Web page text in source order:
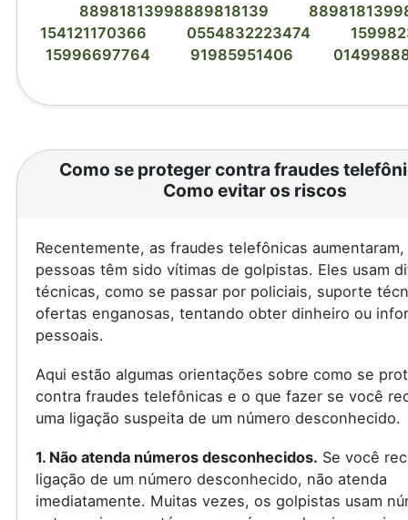
88981813998889818139
154121170366
0554832223474
15996697764
91985951406
Como se proteger contra fraudes
Como evitar os riscos
Recentemente, as fraudes telefônicas
pessoas têm sido vítimas de golpistas. Eles usam
técnicas, como se passar por policiais, suporte
ofertas enganosas, tentando obter dinheiro ou
pessoais.
Aqui estão algumas orientações sobre como se
contra fraudes telefônicas e o que fazer se você
uma ligação suspeita de um número desconhecido.
1. Não atenda números desconhecidos. Se você
ligação de um número desconhecido, não atenda
imediatamente. Muitas vezes, os golpistas usam